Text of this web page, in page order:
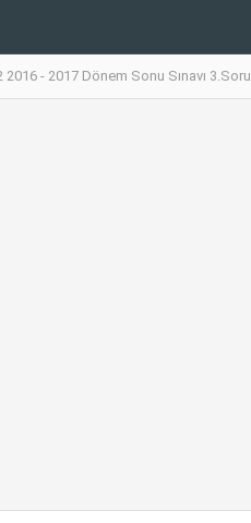
2016 - 2017 Dönem Sonu Sınavı 3.Soru